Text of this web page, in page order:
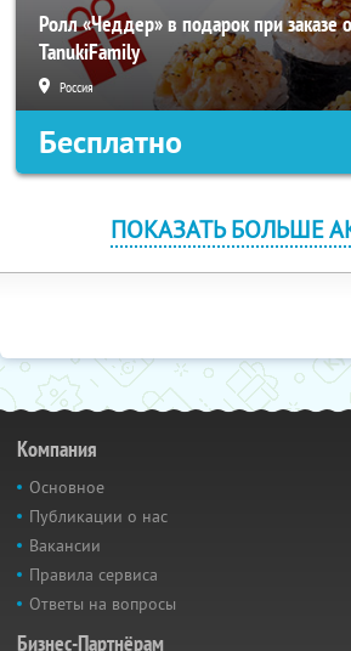
Ролл «Чеддер» в подарок при заказе
TanukiFamily
Россия
Бесплатно
ПОКАЗАТЬ БОЛЬШЕ
Компания
Основное
Публикации о нас
Вакансии
Правила сервиса
Ответы на вопросы
Бизнес-Партнёрам